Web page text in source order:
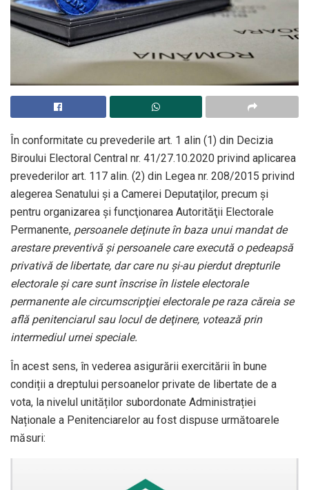
În conformitate cu prevederile art. 1 alin (1) din Decizia
Biroului Electoral Central nr. 41/27.10.2020 privind aplicarea
prevederilor art. 117 alin. (2) din Legea nr. 208/2015 privind
alegerea Senatului şi a Camerei Deputaţilor, precum şi
pentru organizarea şi funcţionarea Autorităţii Electorale
Permanente, persoanele deţinute în baza unui mandat de
arestare preventivă şi persoanele care execută o pedeapsă
privativă de libertate, dar care nu şi-au pierdut drepturile
electorale şi care sunt înscrise în listele electorale
permanente ale circumscripţiei electorale pe raza căreia se
află penitenciarul sau locul de deţinere, votează prin
intermediul urnei speciale.
În acest sens, în vederea asigurării exercitării în bune
condiții a dreptului persoanelor private de libertate de a
vota, la nivelul unităților subordonate Administrației
Naționale a Penitenciarelor au fost dispuse următoarele
măsuri: